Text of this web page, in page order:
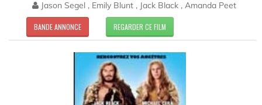
Jason Segel , Emily Blunt , Jack Black , Amanda Peet
BANDE ANNONCE REGARDER CE FILM